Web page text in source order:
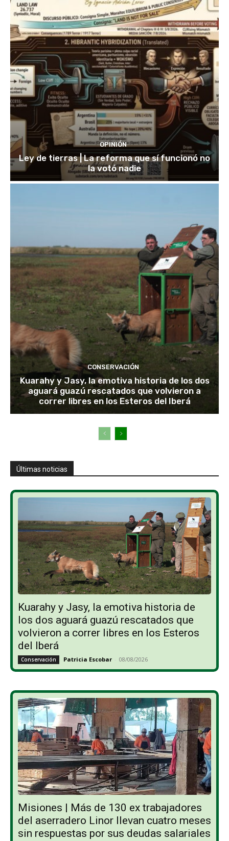
OPINIÓN
Ley de tierras | La reforma que sí funcionó no
la votó nadie
CONSERVACIÓN
Kuarahy y Jasy, la emotiva historia de los dos
aguará guazú rescatados que volvieron a
correr libres en los Esteros del Iberá
Últimas noticias
Kuarahy y Jasy, la emotiva historia de
los dos aguará guazú rescatados que
volvieron a correr libres en los Esteros
del Iberá
Conservación Patricia Escobar - 08/08/2026
Misiones | Más de 130 ex trabajadores
del aserradero Linor llevan cuatro meses
sin respuestas por sus deudas salariales